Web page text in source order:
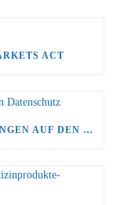
ACT
DIGITAL SERVICES ACT: AUSWIRKUNGEN AUF DEN DATENSCHUTZ